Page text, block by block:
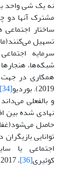
نه یک شی واحد
مشترک آنها دو
ساختار
تسهیل
سرمایه
شبکه‌ها،
همکاری در جهت
2019). بوردیو
[34]
و بالفعلی
نهادی شده بین
حاصل می‌شود(غفاری،
توانایی
اجتماعی یا
کوئیری[36]
، 2017).